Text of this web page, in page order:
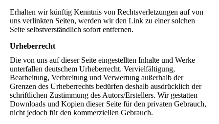
Erhalten wir künftig Kenntnis von Rechtsverletzungen auf von
uns verlinkten Seiten, werden wir den Link zu einer solchen
Seite selbstverständlich sofort entfernen.
Urheberrecht
Die von uns auf dieser Seite eingestellten Inhalte und Werke
unterfallen deutschem Urheberrecht. Vervielfältigung,
Bearbeitung, Verbreitung und Verwertung außerhalb der
Grenzen des Urheberrechts bedürfen deshalb ausdrücklich der
schriftlichen Zustimmung des Autors/Erstellers. Wir gestatten
Downloads und Kopien dieser Seite für den privaten Gebrauch,
nicht jedoch für den kommerziellen Gebrauch.